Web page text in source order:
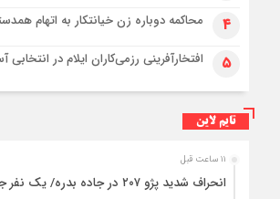
۴ محاکمه دوباره زن خیانتکار به اتهام
۵ افتخارآفرینی رزمی‌کاران ایلام در انتخابی
تایم لاین
۱۱ ساعت قبل
انحراف شدید پژو ۲۰۷ در جاده بدره/ یک نفر جان باخت